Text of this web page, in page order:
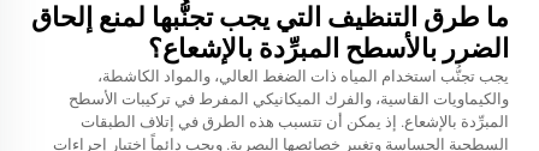
ما طرق التنظيف التي يجب تجنُّبها لمنع إلحاق
الضرر بالأسطح المبرِّدة بالإشعاع؟
يجب تجنُّب استخدام المياه ذات الضغط العالي، والمواد الكاشطة،
والكيماويات القاسية، والفرك الميكانيكي المفرط في تركيبات الأسطح
المبرِّدة بالإشعاع. إذ يمكن أن تتسبب هذه الطرق في إتلاف الطبقات
السطحية الحساسة وتغيير خصائصها البصرية. ويجب دائماً اختبار إجراءات